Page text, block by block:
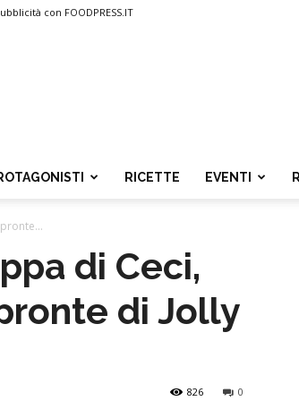
con FOODPRESS.IT
RICETTE EVENTI
di Ceci,
di Jolly
0
826